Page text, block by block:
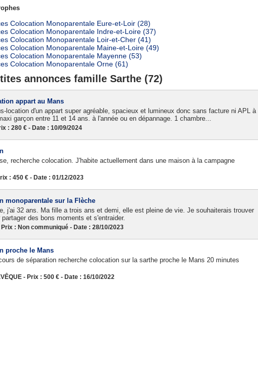
Colocation Monoparentale Eure-et-Loir (28)
Colocation Monoparentale Indre-et-Loire (37)
Colocation Monoparentale Loir-et-Cher (41)
Colocation Monoparentale Maine-et-Loire (49)
Colocation Monoparentale Mayenne (53)
Colocation Monoparentale Orne (61)
annonces famille Sarthe (72)
appart au Mans
location d'un appart super agréable, spacieux et lumineux donc sans facture ni APL à
garçon entre 11 et 14 ans. à l'année ou en dépannage. 1 chambre...
: 280 € - Date : 10/09/2024
recherche colocation. J'habite actuellement dans une maison à la campagne
: 450 € - Date : 01/12/2023
monoparentale sur la Flèche
j'ai 32 ans. Ma fille a trois ans et demi, elle est pleine de vie. Je souhaiterais trouver
des bons moments et s'entraider.
: Non communiqué - Date : 28/10/2023
proche le Mans
de séparation recherche colocation sur la sarthe proche le Mans 20 minutes
- Prix : 500 € - Date : 16/10/2022